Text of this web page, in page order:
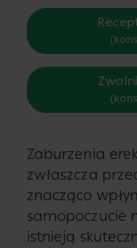
Zaburzenia
zwłaszcza
znacząco
samopoczucie
istnieją